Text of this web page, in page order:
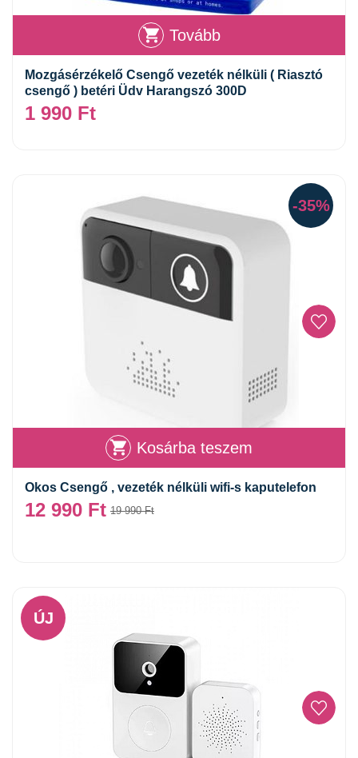
Tovább
Mozgásérzékelő Csengő vezeték nélküli ( Riasztó
csengő ) betéri Üdv Harangszó 300D
1 990 Ft
-35%
Kosárba teszem
Okos Csengő , vezeték nélküli wifi-s kaputelefon
19 990Ft
12 990 Ft
ÚJ